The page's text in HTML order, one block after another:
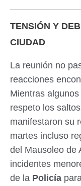
TENSIÓN Y
CIUDAD
La reunión no
reacciones
Mientras
respeto los
manifestaron su
martes incluso
del Mausoleo de
incidentes
de la Policía